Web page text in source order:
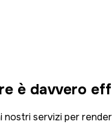
è davvero
servizi per